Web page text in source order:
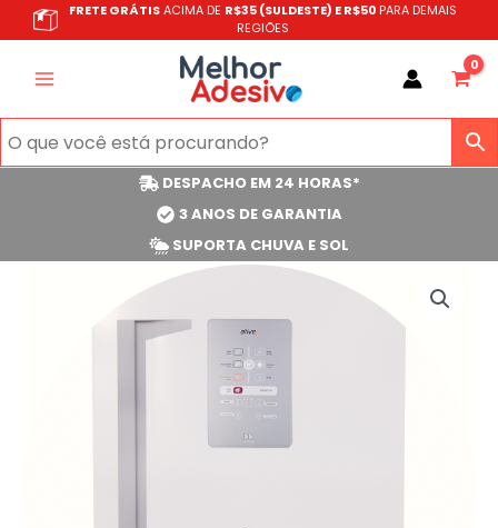
para
FRETE GRÁTISACIMA DE R$35 (SULDESTE) E R$50 PARA DEMAIS
REGIÕES
DESPACHO EM 24 HORAS*
3 ANOS DE GARANTIA
SUPORTA CHUVA E SOL